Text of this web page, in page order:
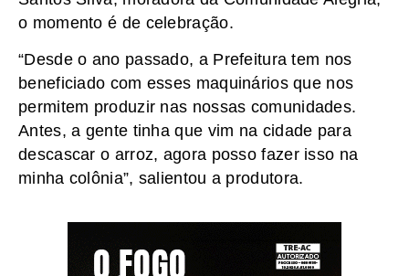
o momento é de celebração.
“Desde o ano passado, a Prefeitura tem nos
beneficiado com esses maquinários que nos
permitem produzir nas nossas comunidades.
Antes, a gente tinha que vim na cidade para
descascar o arroz, agora posso fazer isso na
minha colônia”, salientou a produtora.